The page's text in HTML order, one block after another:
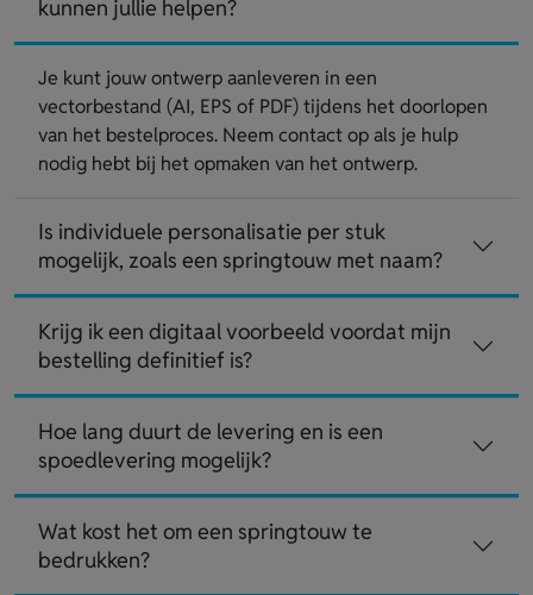
kunnen jullie helpen?
Je kunt jouw ontwerp aanleveren in een
vectorbestand (AI, EPS of PDF) tijdens het doorlopen
van het bestelproces. Neem contact op als je hulp
nodig hebt bij het opmaken van het ontwerp.
Is individuele personalisatie per stuk
mogelijk, zoals een springtouw met naam?
Krijg ik een digitaal voorbeeld voordat mijn
bestelling definitief is?
Hoe lang duurt de levering en is een
spoedlevering mogelijk?
Wat kost het om een springtouw te
bedrukken?